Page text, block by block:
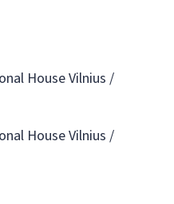
House Vilnius /
House Vilnius /